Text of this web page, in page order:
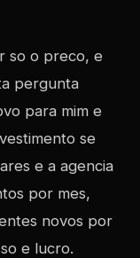
so o preco, e
pergunta
para mim e
se
e a agencia
por mes,
novos por
e lucro.